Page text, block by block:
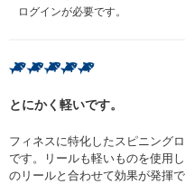
ログインが必要です。
とにかく軽いです。
フィネスに特化したスピニング
です。リールも軽いものを使用
のリールと合わせて効果が発揮